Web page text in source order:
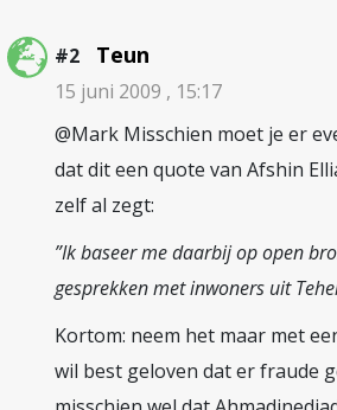
#2 Teun
15 juni 2009 , 15:17
@Mark Misschien moet je er
dat dit een quote van Afshin
zelf al zegt:
”Ik baseer me daarbij op open
gesprekken met inwoners uit
Kortom: neem het maar met
wil best geloven dat er fraude